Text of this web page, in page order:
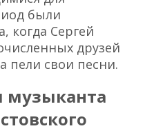
были
когда Сергей
друзей
пели свои песни.
музыканта